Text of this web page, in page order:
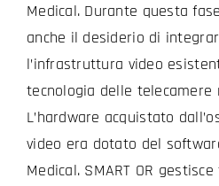
Medical. Durante questa
anche il desiderio di
l’infrastruttura video
tecnologia delle telecamere
L’hardware acquistato
video era dotato del
Medical. SMART OR